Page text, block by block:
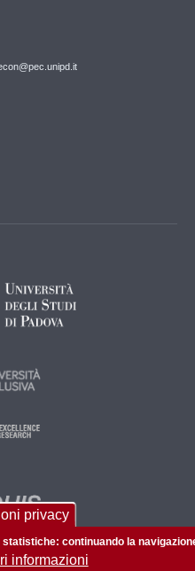
privacy
continuando la
informazioni